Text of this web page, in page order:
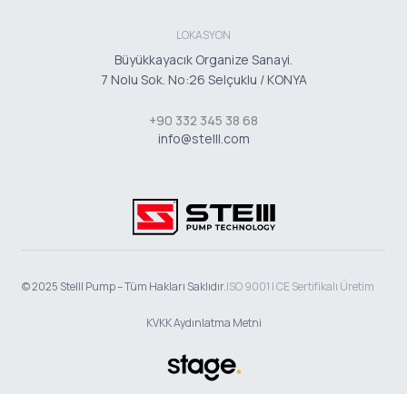
LOKASYON
Büyükkayacık Organize Sanayi.
7 Nolu Sok. No:26 Selçuklu / KONYA
+90 332 345 38 68
info@stelll.com
© 2025 Stelll Pump – Tüm Hakları Saklıdır.ISO 9001 | CE Sertifikalı Üretim
KVKK Aydınlatma Metni